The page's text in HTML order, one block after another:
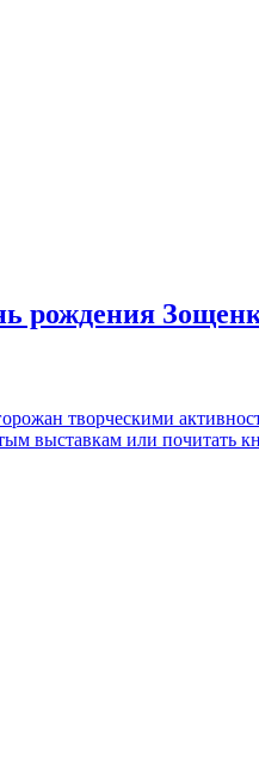
рождения
творческими
выставкам или почитать